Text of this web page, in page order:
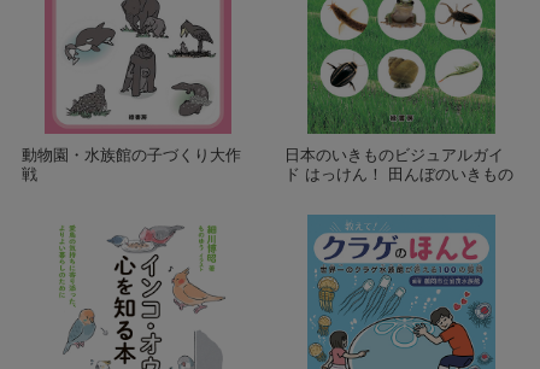
動物園・水族館の子づくり大作
戦
日本のいきものビジュアルガイ
ド はっけん！ 田んぼのいきもの